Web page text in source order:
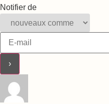
Notifier de